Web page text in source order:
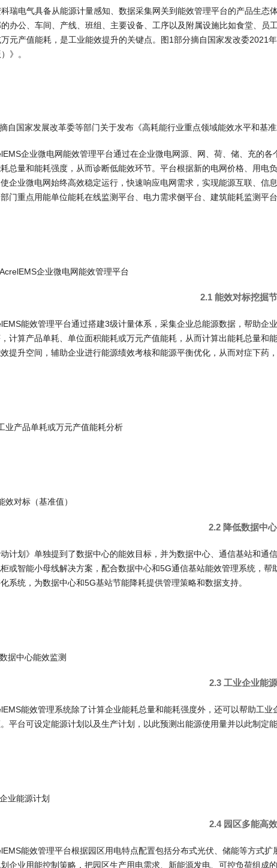
瑞电气具备从能源计量感知、数据采集网关到能效管理平台的产品生态
办公、车间、产线、班组、主要设备、工序以及附属设施比如食堂、员
元产值能耗， 是工业能效提升的关键点。图1部分摘自国家发改委2021
》。
自国家发展改革委等部门关于发布《高耗能行业重点领域能效水平和基
企业微电网能效管理平台通过在企业微电网源、网、荷、储、充的
总量和能耗强度，从而诊断低能效环节。平台根据新的电网价格、用电
企业微电网始终高效稳定运行，快速响应电网需求，实现能源互联、信
门重点用能单位能耗在线监测平台、电力需求侧平台、建筑能耗监测平台
企业微电网能效管理平台
2.1 能效对标挖掘
能效管理平台通过搭建3级计量体系，采集企业总能源数据，帮助企
计算产品单耗、单位面积能耗或万元产值能耗，从而计算出能耗总量和
提升空间，辅助企业进行能源绩效考核和能源平衡优化，从而对症下药
业产品单耗或万元产值能耗分析
效对标（基准值）
2.2 降低数据中
动计划》单独提到了数据中心的能效目标，并为数据中心、通信基站和
或智能小母线解决方案，配合数据中心和5G通信基站能效管理系统，
系统，为数据中心和5G基站节能降耗提供管理策略和数据支持。
据中心能效监测
2.3 工业企业能
能效管理系统除了计算企业能耗总量和能耗强度外，还可以帮助工
平台可设定能源计划以及生产计划，以此预测出能源使用量并以此制定能
业能源计划
2.4 园区多能高
能效管理平台根据园区用电特点配置包括分布式光伏、储能等方式
企业用能控制策略，把园区生产用电需求、新能源发电、可控负荷组成